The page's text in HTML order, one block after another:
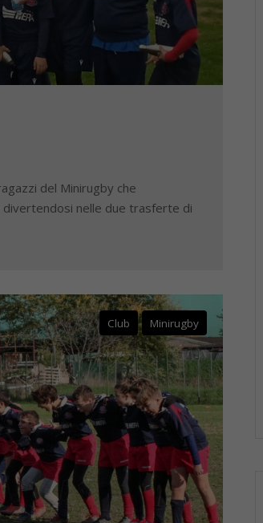
del Minirugby che
nelle due trasferte di
Club Minirugby